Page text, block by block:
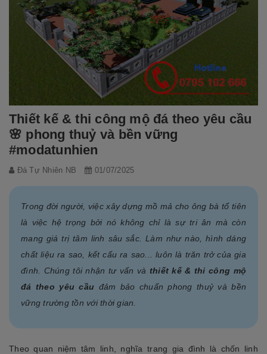
Thiết kế & thi công mộ đá theo yêu cầu
🌸 phong thuỷ và bền vững
#modatunhien
Đá Tự Nhiên NB 01/07/2025
Trong đời người, việc xây dựng mồ mả cho ông bà tổ tiên
là việc hệ trọng bởi nó không chỉ là sự tri ân mà còn
mang giá trị tâm linh sâu sắc. Làm như nào, hình dáng
chất liệu ra sao, kết cấu ra sao... luôn là trăn trở của gia
đình. Chúng tôi nhận tư vấn và thiết kế & thi công mộ
đá theo yêu cầu đảm bảo chuẩn phong thuỷ và bền
vững trường tồn với thời gian.
Theo quan niệm tâm linh, nghĩa trang gia đình là chốn linh